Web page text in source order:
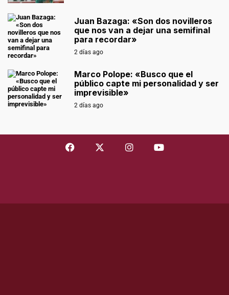
Juan Bazaga: «Son dos novilleros
que nos van a dejar una semifinal
para recordar»
2 días ago
Marco Polope: «Busco que el
público capte mi personalidad y ser
imprevisible»
2 días ago